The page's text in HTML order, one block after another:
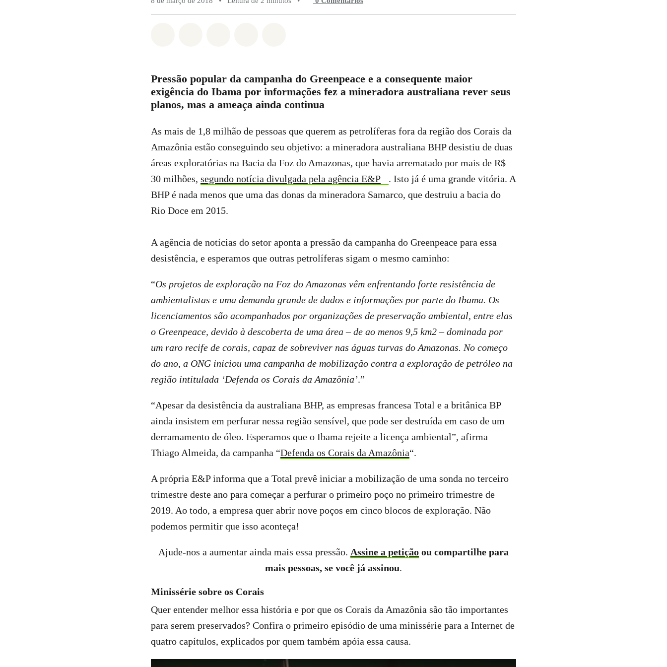
Pressão popular da campanha do Greenpeace e a consequente maior
exigência do Ibama por informações fez a mineradora australiana rever seus
planos, mas a ameaça ainda continua
As mais de 1,8 milhão de pessoas que querem as petrolíferas fora da região dos Corais da
Amazônia estão conseguindo seu objetivo: a mineradora australiana BHP desistiu de duas
áreas exploratórias na Bacia da Foz do Amazonas, que havia arrematado por mais de R$
30 milhões, segundo notícia divulgada pela agência E&P
. Isto já é uma grande vitória. A
BHP é nada menos que uma das donas da mineradora Samarco, que destruiu a bacia do
Rio Doce em 2015.
A agência de notícias do setor aponta a pressão da campanha do Greenpeace para essa
desistência, e esperamos que outras petrolíferas sigam o mesmo caminho:
“Os projetos de exploração na Foz do Amazonas vêm enfrentando forte resistência de
ambientalistas e uma demanda grande de dados e informações por parte do Ibama. Os
licenciamentos são acompanhados por organizações de preservação ambiental, entre elas
o Greenpeace, devido à descoberta de uma área – de ao menos 9,5 km2 – dominada por
um raro recife de corais, capaz de sobreviver nas águas turvas do Amazonas. No começo
do ano, a ONG iniciou uma campanha de mobilização contra a exploração de petróleo na
região intitulada ‘Defenda os Corais da Amazônia’.”
“Apesar da desistência da australiana BHP, as empresas francesa Total e a britânica BP
ainda insistem em perfurar nessa região sensível, que pode ser destruída em caso de um
derramamento de óleo. Esperamos que o Ibama rejeite a licença ambiental”, afirma
Thiago Almeida, da campanha “Defenda os Corais da Amazônia“.
A própria E&P informa que a Total prevê iniciar a mobilização de uma sonda no terceiro
trimestre deste ano para começar a perfurar o primeiro poço no primeiro trimestre de
2019. Ao todo, a empresa quer abrir nove poços em cinco blocos de exploração. Não
podemos permitir que isso aconteça!
Ajude-nos a aumentar ainda mais essa pressão. Assine a petição ou compartilhe para
mais pessoas, se você já assinou.
Minissérie sobre os Corais
Quer entender melhor essa história e por que os Corais da Amazônia são tão importantes
para serem preservados? Confira o primeiro episódio de uma minissérie para a Internet de
quatro capítulos, explicados por quem também apóia essa causa.